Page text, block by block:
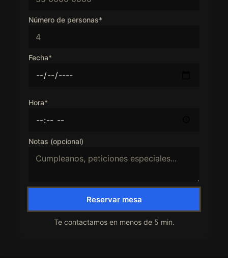
Número de personas*
Fecha*
Hora*
Notas (opcional)
Reservar mesa
Te contactamos en menos de 5 min.